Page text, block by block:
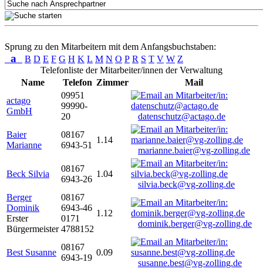
Sprung zu den Mitarbeitern mit dem Anfangsbuchstaben:
a B D E F G H K L M N O P R S T V W Z
Telefonliste der Mitarbeiter/innen der Verwaltung
Name
Telefon Zimmer
Mail
actago
GmbH
09951
99990-
20
datenschutz@actago.de
Baier
Marianne
08167
6943-51
1.14
marianne.baier@vg-zolling.de
Beck Silvia
08167
6943-26
1.04
silvia.beck@vg-zolling.de
Berger
Dominik
Erster
Bürgermeister
08167
6943-46
0171
4788152
1.12
dominik.berger@vg-zolling.de
Best Susanne
08167
6943-19
0.09
susanne.best@vg-zolling.de